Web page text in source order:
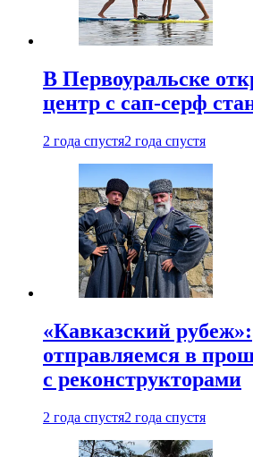
В Первоуральске
центр с сап-серф
2 года спустя2 года спустя
«Кавказский рубеж»:
отправляемся в
с реконструкторами
2 года спустя2 года спустя